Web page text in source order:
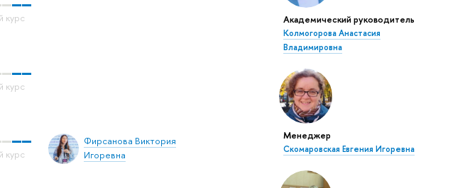
Академический руководитель
Колмогорова Анастасия
Владимировна
Менеджер
Скомаровская Евгения Игоревна
Фирсанова Виктория
Игоревна